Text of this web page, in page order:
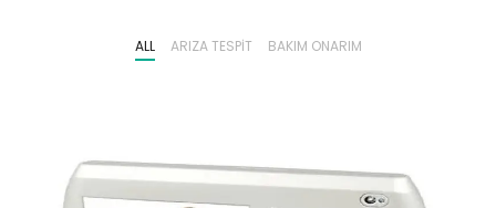
ALL ARIZA TESPIT BAKIM ONARIM